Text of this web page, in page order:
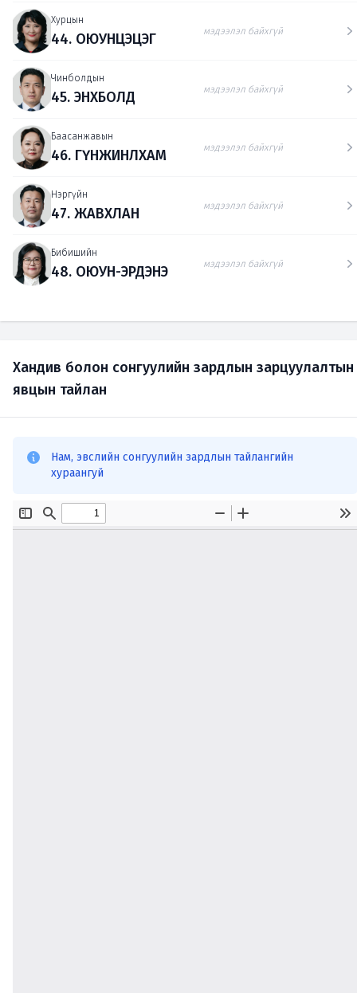
Хурцын
44. ОЮУНЦЭЦЭГ мэдээлэл байхгүй
Чинболдын
45. ЭНХБОЛД мэдээлэл байхгүй
Баасанжавын
46. ГҮНЖИНЛХАМ мэдээлэл байхгүй
Нэргүйн
47. ЖАВХЛАН мэдээлэл байхгүй
Бибишийн
48. ОЮУН-ЭРДЭНЭ мэдээлэл байхгүй
Хандив болон сонгуулийн зардлын зарцуулалтын
явцын тайлан
Нам, эвслийн сонгуулийн зардлын тайлангийн
хураангуй